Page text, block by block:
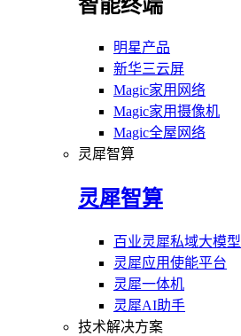
智能终端
明星产品
新华三云屏
Magic家用网络
Magic家用摄像机
Magic全屋网络
灵犀智算
灵犀智算
百业灵犀私域大模型
灵犀应用使能平台
灵犀一体机
灵犀AI助手
技术解决方案